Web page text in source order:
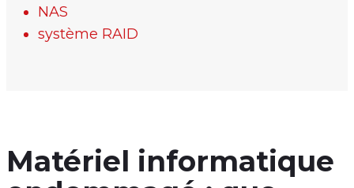
NAS
système RAID
Matériel informatique